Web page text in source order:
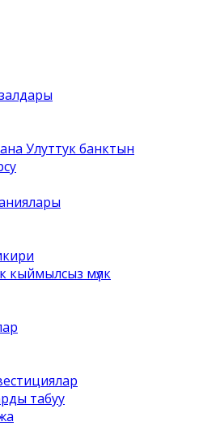
Улуттук банктын
кыймылсыз мүлк
табуу